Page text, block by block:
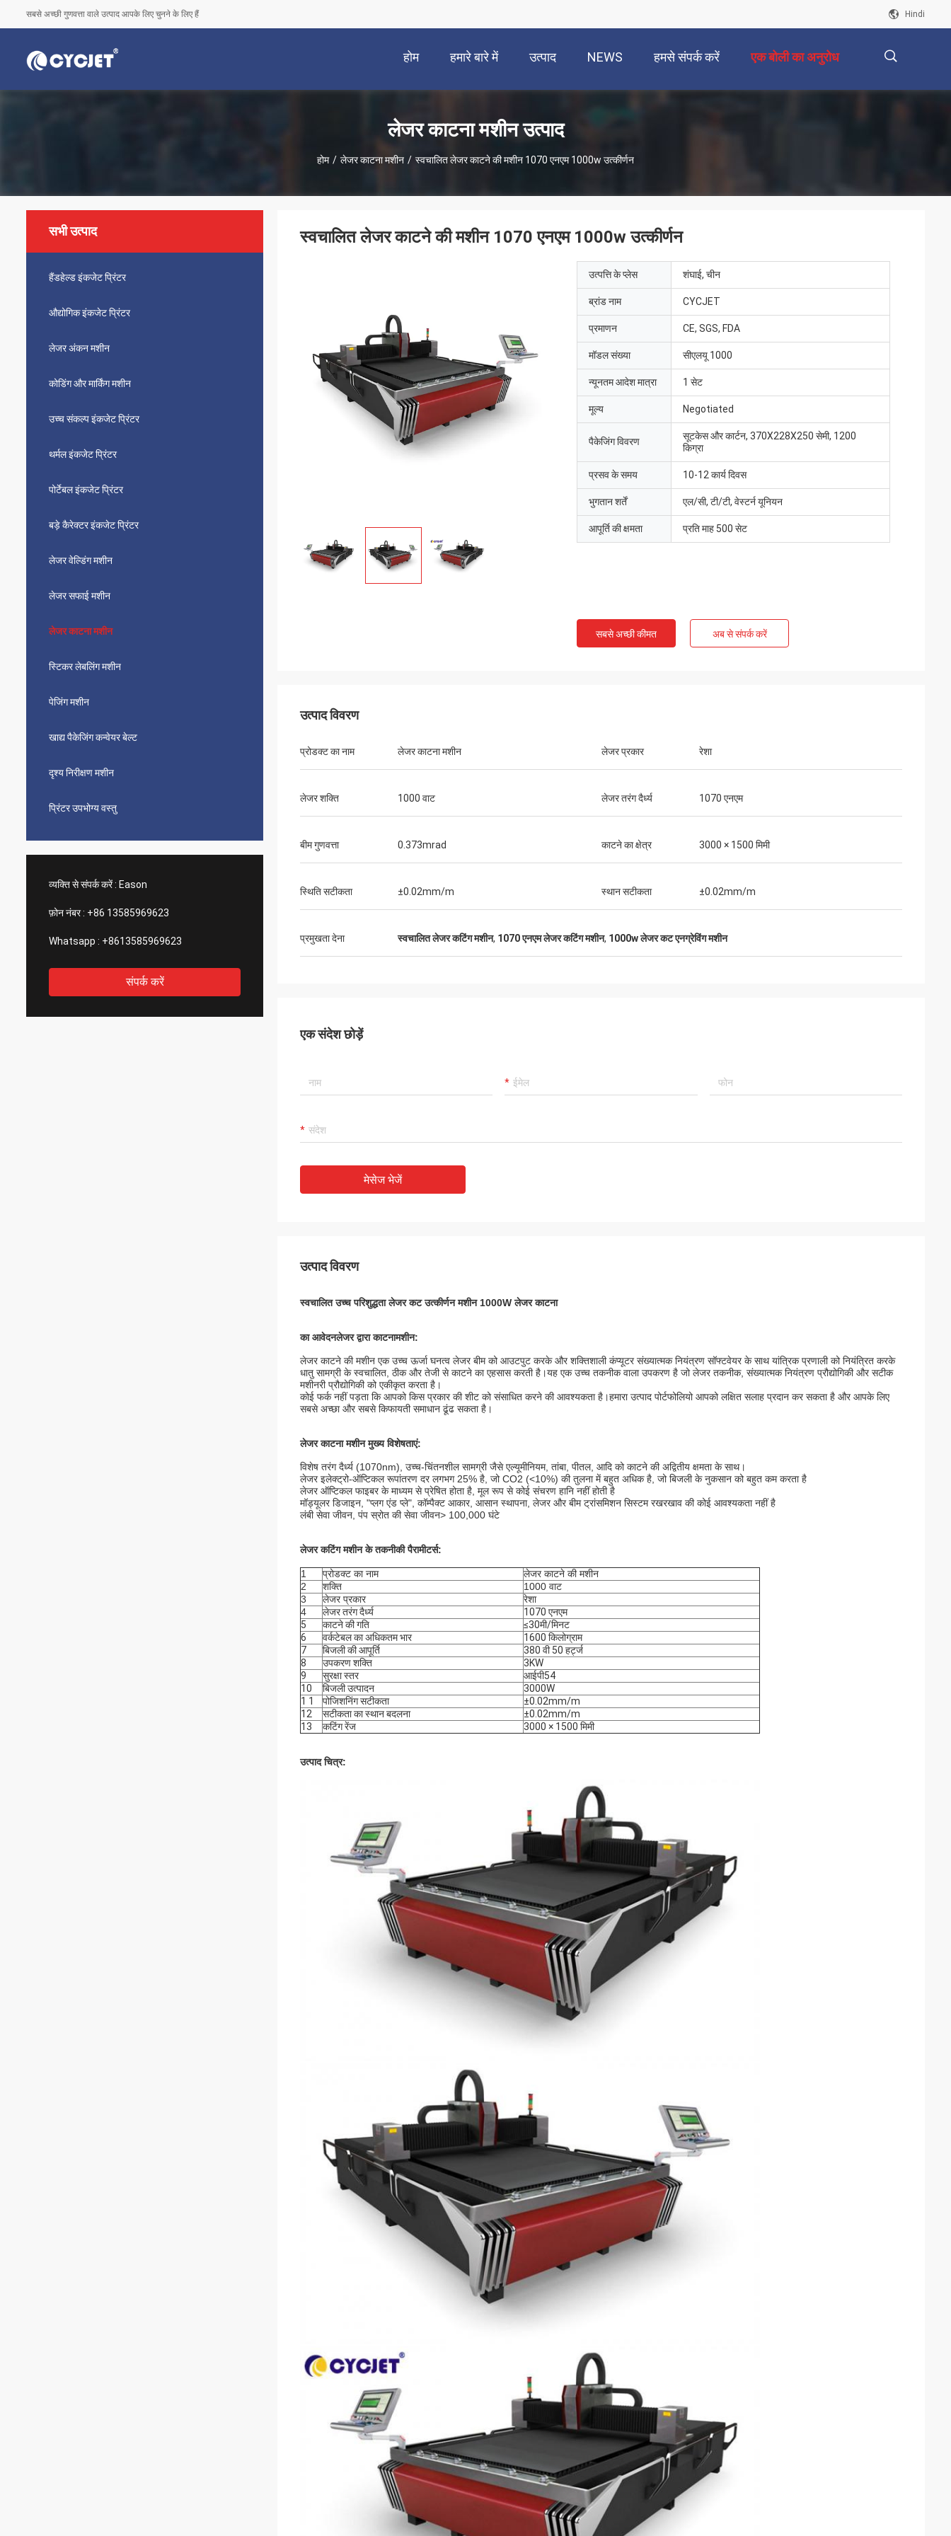
सबसे अच्छी गुणवत्ता वाले उत्पाद आपके लिए चुनने के लिए हैं Hindi
होम हमारे बारे में उत्पाद NEWS हमसे संपर्क करें एक बोली का अनुरोध
लेजर काटना मशीन उत्पाद
होम / लेजर काटना मशीन / स्वचालित लेजर काटने की मशीन 1070 एनएम 1000w उत्कीर्णन
सभी उत्पाद
हैंडहेल्ड इंकजेट प्रिंटर
औद्योगिक इंकजेट प्रिंटर
लेजर अंकन मशीन
कोडिंग और मार्किंग मशीन
उच्च संकल्प इंकजेट प्रिंटर
थर्मल इंकजेट प्रिंटर
पोर्टेबल इंकजेट प्रिंटर
बड़े कैरेक्टर इंकजेट प्रिंटर
लेजर वेल्डिंग मशीन
लेजर सफाई मशीन
लेजर काटना मशीन
स्टिकर लेबलिंग मशीन
पेजिंग मशीन
खाद्य पैकेजिंग कन्वेयर बेल्ट
दृश्य निरीक्षण मशीन
प्रिंटर उपभोग्य वस्तु
व्यक्ति से संपर्क करें : Eason
फ़ोन नंबर : +86 13585969623
Whatsapp : +8613585969623
संपर्क करें
स्वचालित लेजर काटने की मशीन 1070 एनएम 1000w उत्कीर्णन
उत्पत्ति के प्लेस शंघाई, चीन
ब्रांड नाम CYCJET
प्रमाणन CE, SGS, FDA
मॉडल संख्या सीएलयू 1000
न्यूनतम आदेश मात्रा 1 सेट
मूल्य Negotiated
पैकेजिंग विवरण
सूटकेस और कार्टन, 370X228X250 सेमी, 1200
किग्रा
प्रसव के समय 10-12 कार्य दिवस
भुगतान शर्तें एल/सी, टी/टी, वेस्टर्न यूनियन
आपूर्ति की क्षमता प्रति माह 500 सेट
सबसे अच्छी कीमत अब से संपर्क करें
उत्पाद विवरण
प्रोडक्ट का नाम लेजर काटना मशीन लेजर प्रकार रेशा
लेजर शक्ति 1000 वाट लेजर तरंग दैर्ध्य 1070 एनएम
बीम गुणवत्ता 0.373mrad काटने का क्षेत्र 3000 × 1500 मिमी
स्थिति सटीकता ±0.02mm/m स्थान सटीकता ±0.02mm/m
प्रमुखता देना स्वचालित लेजर कटिंग मशीन, 1070 एनएम लेजर कटिंग मशीन, 1000w लेजर कट एनग्रेविंग मशीन
एक संदेश छोड़ें
मेसेज भेजें
उत्पाद विवरण
स्वचालित उच्च परिशुद्धता लेजर कट उत्कीर्णन मशीन 1000W लेजर काटना
का आवेदनलेजर द्वारा काटनामशीन:
लेजर काटने की मशीन एक उच्च ऊर्जा घनत्व लेजर बीम को आउटपुट करके और शक्तिशाली कंप्यूटर संख्यात्मक नियंत्रण सॉफ्टवेयर के साथ यांत्रिक प्रणाली को नियंत्रित करके
धातु सामग्री के स्वचालित, ठीक और तेजी से काटने का एहसास करती है।यह एक उच्च तकनीक वाला उपकरण है जो लेजर तकनीक, संख्यात्मक नियंत्रण प्रौद्योगिकी और सटीक
मशीनरी प्रौद्योगिकी को एकीकृत करता है।
कोई फर्क नहीं पड़ता कि आपको किस प्रकार की शीट को संसाधित करने की आवश्यकता है।हमारा उत्पाद पोर्टफोलियो आपको लक्षित सलाह प्रदान कर सकता है और आपके लिए
सबसे अच्छा और सबसे किफायती समाधान ढूंढ सकता है।
लेजर काटना मशीन मुख्य विशेषताएं:
विशेष तरंग दैर्ध्य (1070nm), उच्च-चिंतनशील सामग्री जैसे एल्यूमीनियम, तांबा, पीतल, आदि को काटने की अद्वितीय क्षमता के साथ।
लेजर इलेक्ट्रो-ऑप्टिकल रूपांतरण दर लगभग 25% है, जो CO2 (<10%) की तुलना में बहुत अधिक है, जो बिजली के नुकसान को बहुत कम करता है
लेजर ऑप्टिकल फाइबर के माध्यम से प्रेषित होता है, मूल रूप से कोई संचरण हानि नहीं होती है
मॉड्यूलर डिजाइन, "प्लग एंड प्ले", कॉम्पैक्ट आकार, आसान स्थापना, लेजर और बीम ट्रांसमिशन सिस्टम रखरखाव की कोई आवश्यकता नहीं है
लंबी सेवा जीवन, पंप स्रोत की सेवा जीवन> 100,000 घंटे
लेजर कटिंग मशीन के तकनीकी पैरामीटर्स:
1 प्रोडक्ट का नाम
लेजर काटने की मशीन
2
शक्ति
1000 वाट
3
लेजर प्रकार
रेशा
4
लेजर तरंग दैर्ध्य
1070 एनएम
5
काटने की गति
≤30मी/मिनट
6
वर्कटेबल का अधिकतम भार
1600 किलोग्राम
7
बिजली की आपूर्ति
380 वी 50 हर्ट्ज
8
उपकरण शक्ति
3KW
9
सुरक्षा स्तर
आईपी54
10
बिजली उत्पादन
3000W
1 1
पोजिशनिंग सटीकता
±0.02mm/m
12
सटीकता का स्थान बदलना
±0.02mm/m
13
कटिंग रेंज 3000 × 1500 मिमी
उत्पाद चित्र: